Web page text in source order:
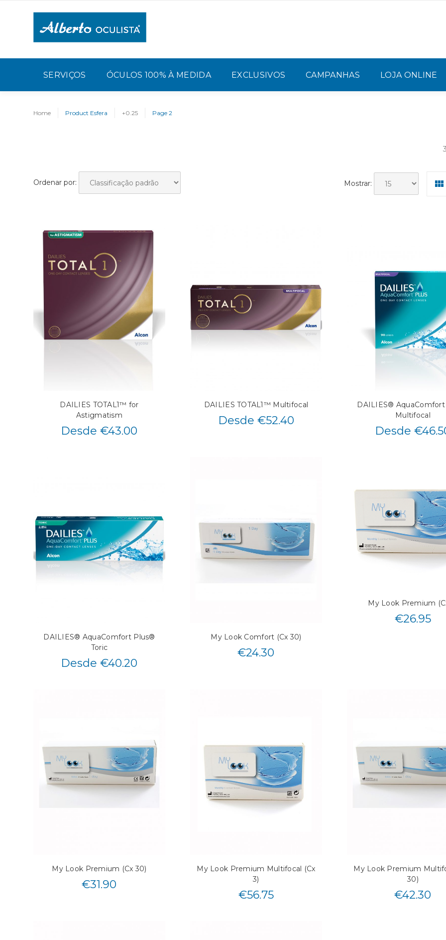
SERVIÇOS ÓCULOS 100% À MEDIDA EXCLUSIVOS CAMPANHAS LOJA ONLINE
Home Product Esfera +0.25 Page 2
Ordenar por: Mostrar:
DAILIES TOTAL1™ for
Astigmatism
Desde €43.00
DAILIES TOTAL1™ Multifocal
Desde €52.40
DAILIES®
Multifocal
Desde
DAILIES® AquaComfort Plus®
Toric
Desde €40.20
My Look Comfort (Cx 30)
€24.30
My Look Premium
€26.95
My Look Premium (Cx 30)
€31.90
My Look Premium Multifocal (Cx
3)
€56.75
My Look Premium
30)
€42.30